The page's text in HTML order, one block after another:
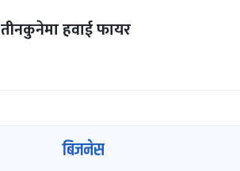
तीनकुनेमा हवाई फायर
बिजनेस